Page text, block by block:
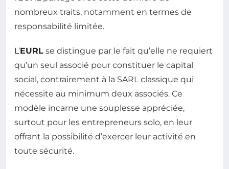
nombreux traits, notamment en termes de
responsabilité limitée.
L’EURL se distingue par le fait qu’elle ne requiert
qu’un seul associé pour constituer le capital
social, contrairement à la SARL classique qui
nécessite au minimum deux associés. Ce
modèle incarne une souplesse appréciée,
surtout pour les entrepreneurs solo, en leur
offrant la possibilité d’exercer leur activité en
toute sécurité.